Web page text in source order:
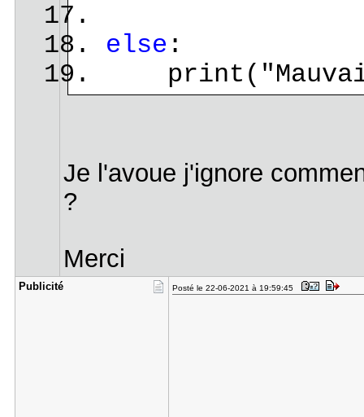
else :
Je l'avoue j'ignore
?
Merci
Publicité Posté le 22-06-2021 à 19:59:45